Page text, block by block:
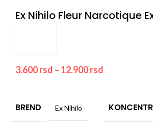
Ex Nihilo Fleur Narcotique
3.600rsd – 12.900rsd
BREND Ex Nihilo